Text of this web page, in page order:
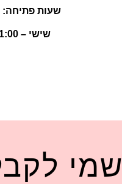
שעות פתיחה: א'-ה'
שישי – 09:00-21:00 , שבת 10.00-21.00